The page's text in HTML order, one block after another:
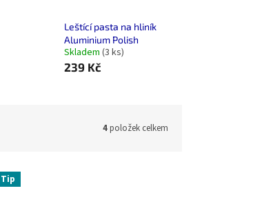
Leštící pasta na hliník
Aluminium Polish
Skladem (3 ks)
239 Kč
4položek celkem
Tip